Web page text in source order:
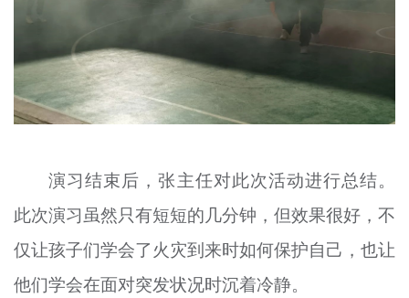
演习结束后，张主任对此次活动进行总结。
此次演习虽然只有短短的几分钟，但效果很好，不
仅让孩子们学会了火灾到来时如何保护自己，也让
他们学会在面对突发状况时沉着冷静。